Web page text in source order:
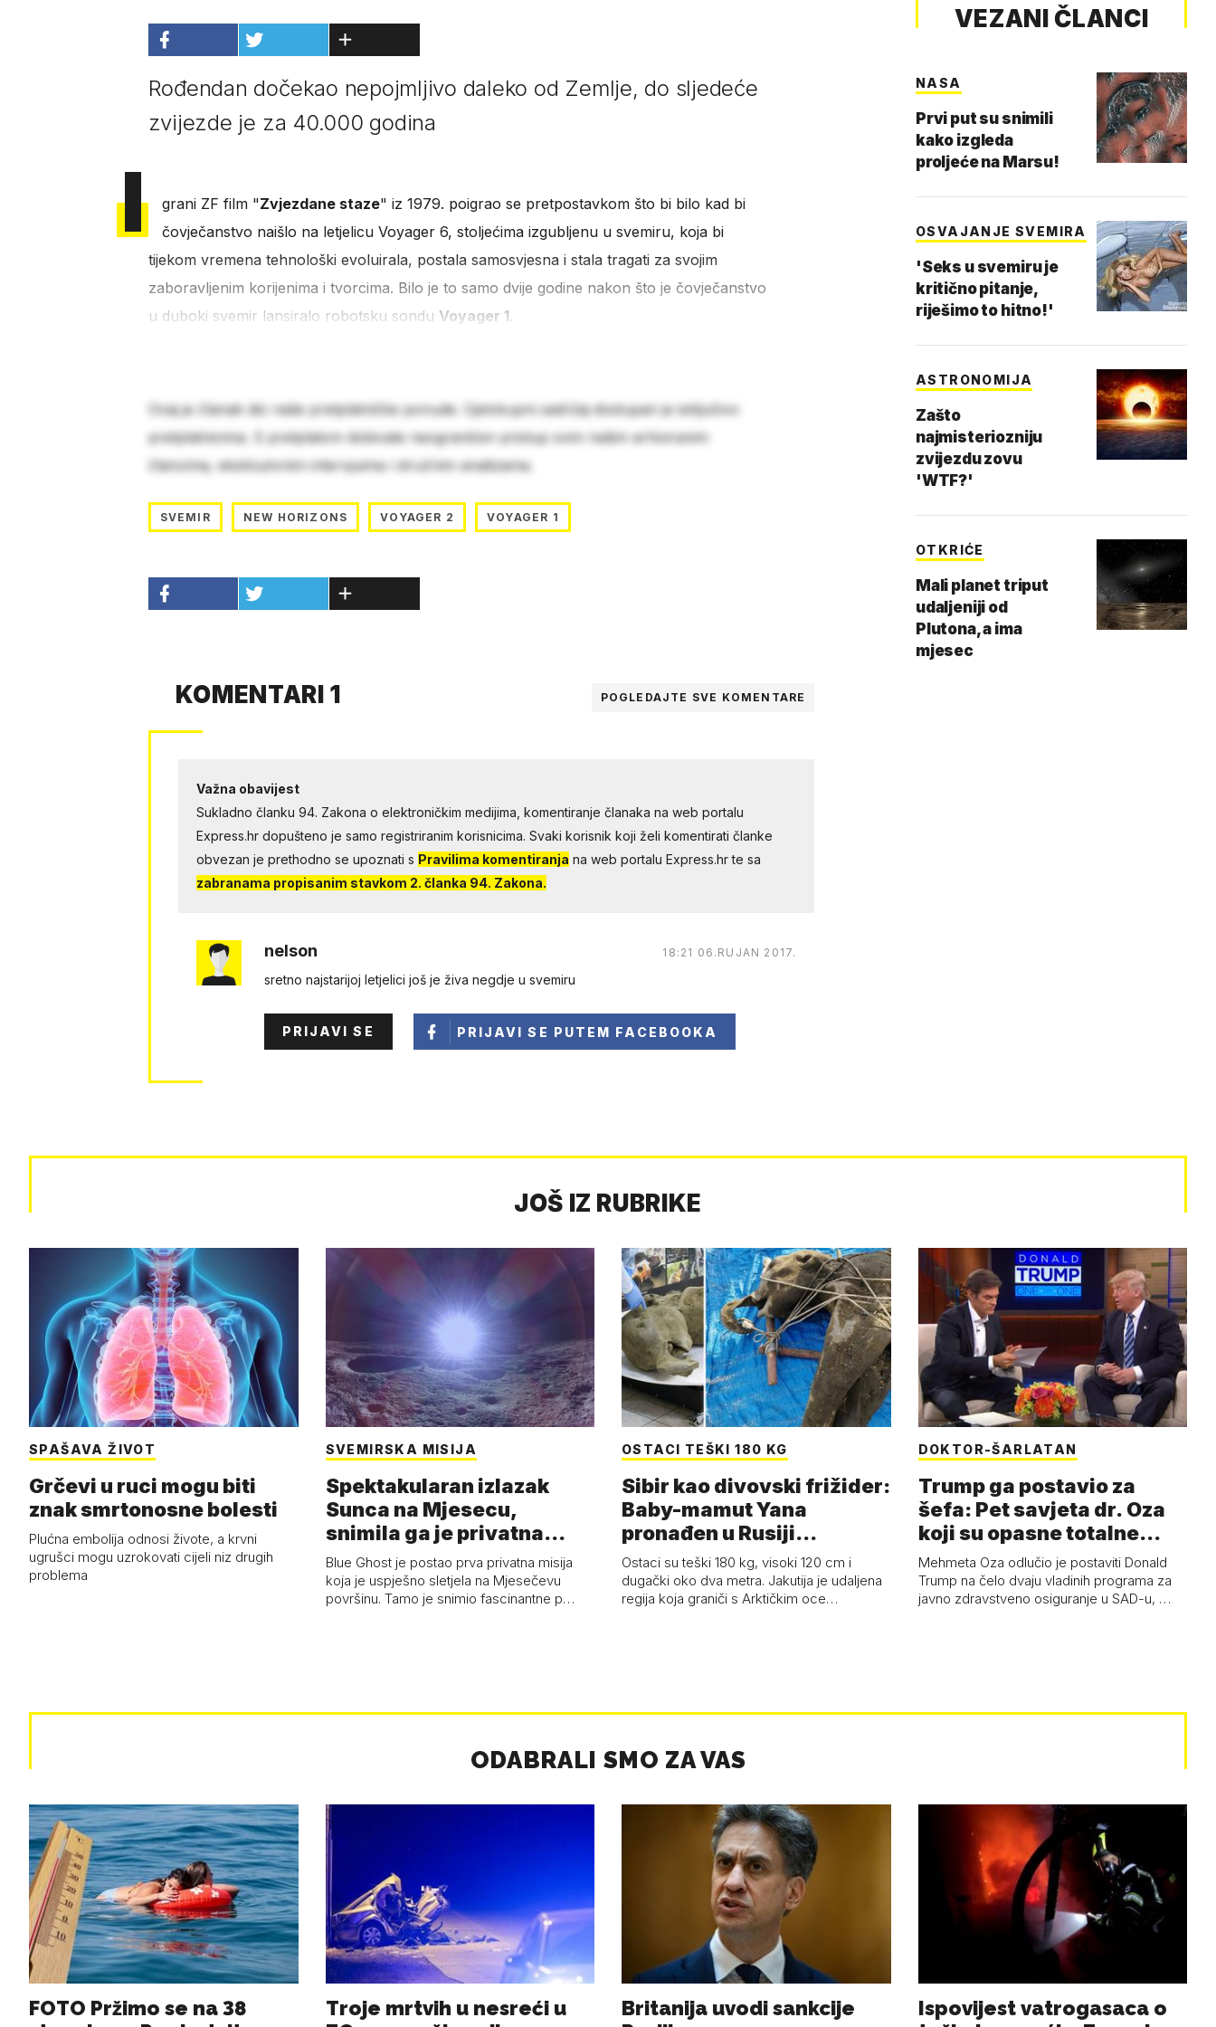
Rođendan dočekao nepojmljivo daleko od Zemlje, do sljedeće
zvijezde je za 40.000 godina
I grani ZF film "Zvjezdane staze" iz 1979. poigrao se pretpostavkom što bi bilo kad bi
čovječanstvo naišlo na letjelicu Voyager 6, stoljećima izgubljenu u svemiru, koja bi
tijekom vremena tehnološki evoluirala, postala samosvjesna i stala tragati za svojim
zaboravljenim korijenima i tvorcima. Bilo je to samo dvije godine nakon što je čovječanstvo
u duboki svemir lansiralo robotsku sondu Voyager 1.
Ovaj je članak dio naše pretplatničke ponude. Cjelokupni sadržaj dostupan je isključivo
pretplatnicima. S pretplatom dobivate neograničen pristup svim našim arhiviranim
člancima, ekskluzivnim intervjuima i stručnim analizama.
SVEMIR NEW HORIZONS VOYAGER 2 VOYAGER 1
KOMENTARI 1 POGLEDAJTE SVE KOMENTARE
Važna obavijest
Sukladno članku 94. Zakona o elektroničkim medijima, komentiranje članaka na web portalu
Express.hr dopušteno je samo registriranim korisnicima. Svaki korisnik koji želi komentirati članke
obvezan je prethodno se upoznati s Pravilima komentiranja na web portalu Express.hr te sa
zabranama propisanim stavkom 2. članka 94. Zakona.
nelson 18:21 06.RUJAN 2017.
sretno najstarijoj letjelici još je živa negdje u svemiru
PRIJAVI SE PRIJAVI SE PUTEM FACEBOOKA
VEZANI ČLANCI
NASA
Prvi put su snimili
kako izgleda
proljeće na Marsu!
OSVAJANJE SVEMIRA
'Seks u svemiru je
kritično pitanje,
riješimo to hitno!'
ASTRONOMIJA
Zašto
najmisteriozniju
zvijezdu zovu
'WTF?'
OTKRIĆE
Mali planet triput
udaljeniji od
Plutona, a ima
mjesec
JOŠ IZ RUBRIKE
SPAŠAVA ŽIVOT
Grčevi u ruci mogu biti
znak smrtonosne bolesti
Plućna embolija odnosi živote, a krvni
ugrušci mogu uzrokovati cijeli niz drugih
problema
SVEMIRSKA MISIJA
Spektakularan izlazak
Sunca na Mjesecu,
snimila ga je privatna
letjelica - 'Pla…
Blue Ghost je postao prva privatna misija
koja je uspješno sletjela na Mjesečevu
površinu. Tamo je snimio fascinantne p…
OSTACI TEŠKI 180 KG
Sibir kao divovski frižider:
Baby-mamut Yana
pronađen u Rusiji
najsačuvaniji je…
Ostaci su teški 180 kg, visoki 120 cm i
dugački oko dva metra. Jakutija je udaljena
regija koja graniči s Arktičkim oce…
DOKTOR-ŠARLATAN
Trump ga postavio za
šefa: Pet savjeta dr. Oza
koji su opasne totalne
budalašti…
Mehmeta Oza odlučio je postaviti Donald
Trump na čelo dvaju vladinih programa za
javno zdravstveno osiguranje u SAD-u, …